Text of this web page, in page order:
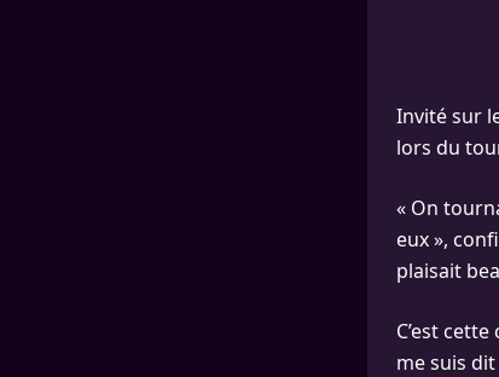
Invité sur
lors du
« On
eux »,
plaisait
C’est
me suis